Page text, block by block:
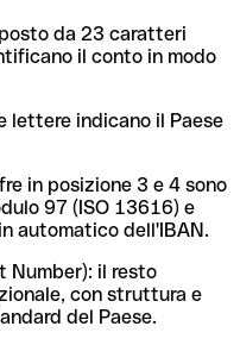
da 23 caratteri
il conto in modo
lettere indicano il Paese
in posizione 3 e 4 sono
97 (ISO 13616) e
automatico dell'IBAN.
Number): il resto
con struttura e
del Paese.